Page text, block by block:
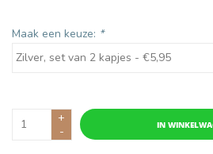
Maak een keuze: *
+
-
IN